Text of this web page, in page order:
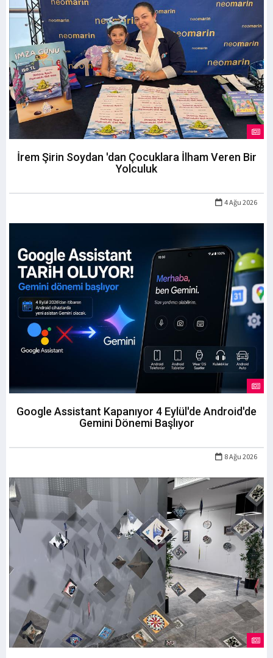
İrem Şirin Soydan 'dan Çocuklara İlham Veren Bir
Yolculuk
4 Ağu 2026
Google Assistant Kapanıyor 4 Eylül'de Android'de
Gemini Dönemi Başlıyor
8 Ağu 2026